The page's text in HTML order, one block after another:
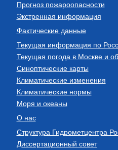
Прогноз пожароопасности
Экстренная информация
Фактические данные
Текущая информация по
Текущая погода в Москве и
Синоптические карты
Климатические изменения
Климатические нормы
Моря и океаны
О нас
Структура Гидрометцентра
Диссертационный совет